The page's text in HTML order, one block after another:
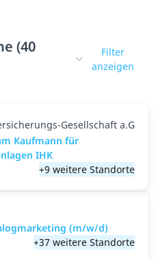
(40
Filter
anzeigen
Gesellschaft a.G
Kaufmann für
IHK
+9 weitere Standorte
(m/w/d)
+37 weitere Standorte